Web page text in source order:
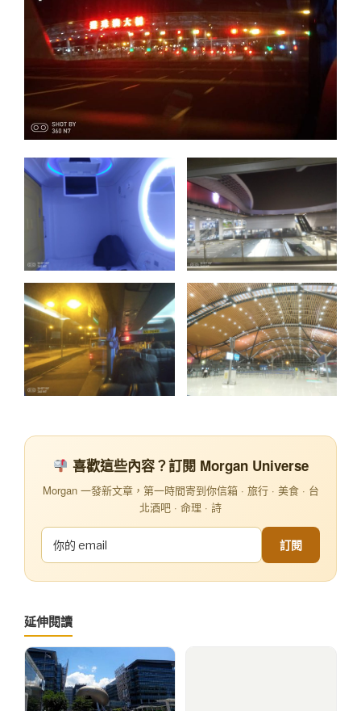
喜歡這些內容？訂閱 Morgan Universe
Morgan 一發新文章，第一時間寄到你信箱 · 旅行 · 美食 · 台
北酒吧 · 命理 · 詩
訂閱
延伸閱讀